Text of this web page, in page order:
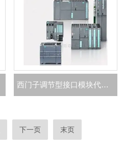
西门子调节型接口模块代理商
下一页 末页